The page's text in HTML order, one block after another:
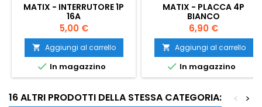
MATIX - INTERRUTORE 1P
16A
Prezzo
5,00 €
 Aggiungi al carrello
 In magazzino
MATIX - PLACCA 4P
BIANCO
Prezzo
6,90 €
 Aggiungi al carrello
 In magazzino
16 ALTRI PRODOTTI DELLA STESSA CATEGORIA: >
<